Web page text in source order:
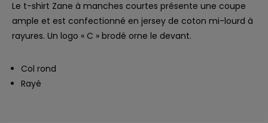
Le t-shirt Zane à manches courtes présente une coupe
ample et est confectionné en jersey de coton mi-lourd à
rayures. Un logo « C » brodé orne le devant.
Col rond
Rayé